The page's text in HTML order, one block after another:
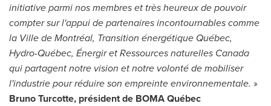
initiative parmi nos membres et très heureux de pouvoir
compter sur l'appui de partenaires incontournables comme
la Ville de Montréal, Transition énergétique Québec,
Hydro-Québec, Énergir et Ressources naturelles Canada
qui partagent notre vision et notre volonté de mobiliser
l'industrie pour réduire son empreinte environnementale. »
Bruno Turcotte, président de BOMA Québec